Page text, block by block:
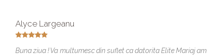
Alyce Largeanu
Buna ziua ! Va multumesc din suflet ca datorita Elite Mariaj am